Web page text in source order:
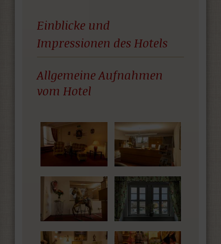
Einblicke und
Impressionen des Hotels
Allgemeine Aufnahmen
vom Hotel